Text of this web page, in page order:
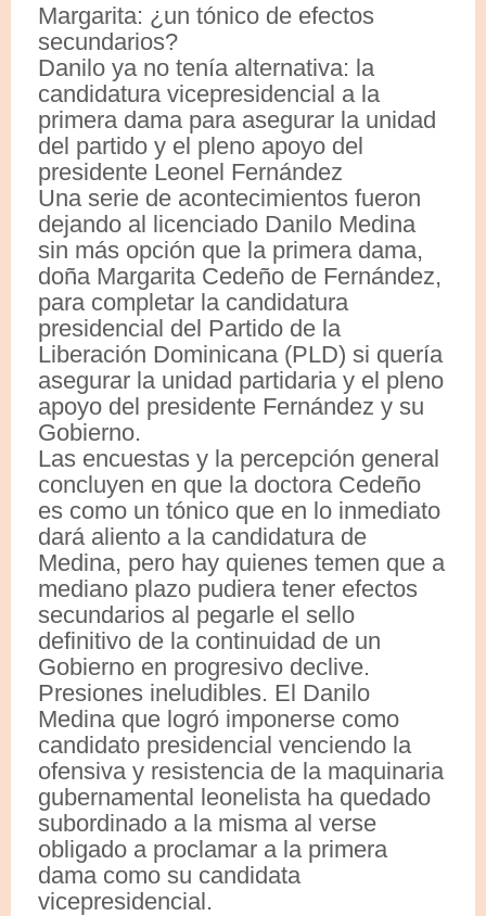
Margarita: ¿un tónico de efectos
secundarios?
Danilo ya no tenía alternativa: la
candidatura vicepresidencial a la
primera dama para asegurar la unidad
del partido y el pleno apoyo del
presidente Leonel Fernández
Una serie de acontecimientos fueron
dejando al licenciado Danilo Medina
sin más opción que la primera dama,
doña Margarita Cedeño de Fernández,
para completar la candidatura
presidencial del Partido de la
Liberación Dominicana (PLD) si quería
asegurar la unidad partidaria y el pleno
apoyo del presidente Fernández y su
Gobierno.
Las encuestas y la percepción general
concluyen en que la doctora Cedeño
es como un tónico que en lo inmediato
dará aliento a la candidatura de
Medina, pero hay quienes temen que a
mediano plazo pudiera tener efectos
secundarios al pegarle el sello
definitivo de la continuidad de un
Gobierno en progresivo declive.
Presiones ineludibles. El Danilo
Medina que logró imponerse como
candidato presidencial venciendo la
ofensiva y resistencia de la maquinaria
gubernamental leonelista ha quedado
subordinado a la misma al verse
obligado a proclamar a la primera
dama como su candidata
vicepresidencial.